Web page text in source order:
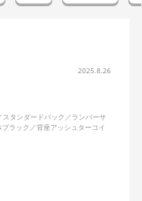
2025.8.26
タンダードバック／ランバーサ
ラック／背座アッシュターコイ